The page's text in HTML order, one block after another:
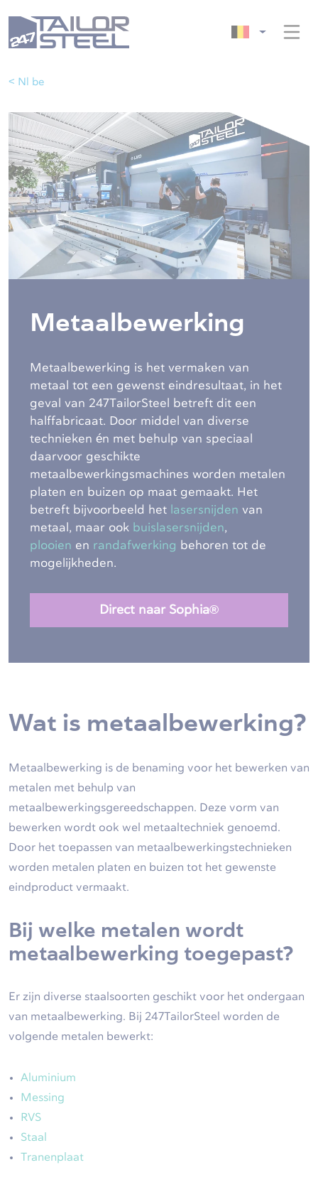
< Nl be
Metaalbewerking
Metaalbewerking is het vermaken van
metaal tot een gewenst eindresultaat, in het
geval van 247TailorSteel betreft dit een
halffabricaat. Door middel van diverse
technieken én met behulp van speciaal
daarvoor geschikte
metaalbewerkingsmachines worden metalen
platen en buizen op maat gemaakt. Het
betreft bijvoorbeeld het lasersnijden van
metaal, maar ook buislasersnijden,
plooien en randafwerking behoren tot de
mogelijkheden.
Direct naar Sophia®
Wat is metaalbewerking?
Metaalbewerking is de benaming voor het bewerken van
metalen met behulp van
metaalbewerkingsgereedschappen. Deze vorm van
bewerken wordt ook wel metaaltechniek genoemd.
Door het toepassen van metaalbewerkingstechnieken
worden metalen platen en buizen tot het gewenste
eindproduct vermaakt.
Bij welke metalen wordt
metaalbewerking toegepast?
Er zijn diverse staalsoorten geschikt voor het ondergaan
van metaalbewerking. Bij 247TailorSteel worden de
volgende metalen bewerkt:
Aluminium
Messing
RVS
Staal
Tranenplaat